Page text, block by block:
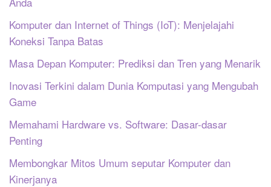
Komputer dan Internet of Things (IoT): Menjelajahi
Koneksi Tanpa Batas
Masa Depan Komputer: Prediksi dan Tren yang Menarik
Inovasi Terkini dalam Dunia Komputasi yang Mengubah
Game
Memahami Hardware vs. Software: Dasar-dasar
Penting
Membongkar Mitos Umum seputar Komputer dan
Kinerjanya